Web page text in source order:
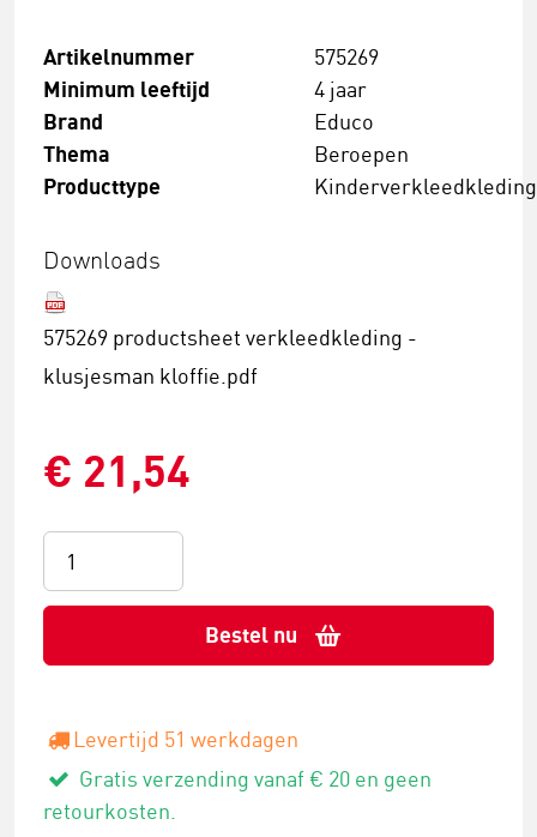
Artikelnummer 575269
Minimum leeftijd 4 jaar
Brand Educo
Thema Beroepen
Producttype Kinderverkleedkleding
Downloads
575269 productsheet verkleedkleding -
klusjesman kloffie.pdf
€ 21,54
Bestel nu
Levertijd 51 werkdagen
Gratis verzending vanaf € 20 en geen
retourkosten.